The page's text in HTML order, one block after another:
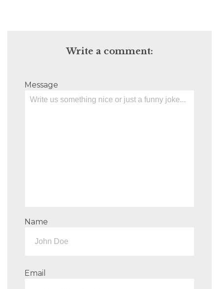
Write a comment:
Message
Name
Email